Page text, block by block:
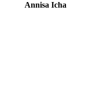
Annisa Icha